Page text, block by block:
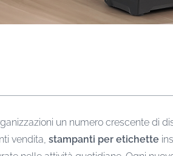
un numero crescente di
vendita, stampanti per etichette